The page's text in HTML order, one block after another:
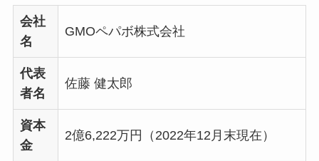
会社
名
GMOペパボ株式会社
代表
者名
佐藤 健太郎
資本
金
2億6,222万円（2022年12月末現在）